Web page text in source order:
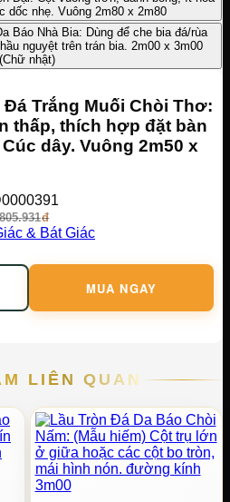
Trắng Muối Chòi Thơ:
thấp, thích hợp đặt bàn
dây. Vuông 2m50 x
& Bát Giác
MUA NGAY
LIÊN QUAN